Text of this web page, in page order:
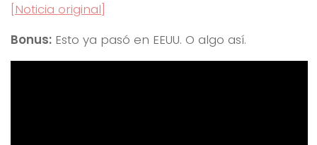
[Noticia original]
Bonus: Esto ya pasó en EEUU. O algo así.